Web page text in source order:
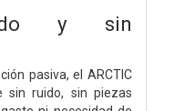
y sin
pasiva, el ARCTIC
sin ruido, sin piezas